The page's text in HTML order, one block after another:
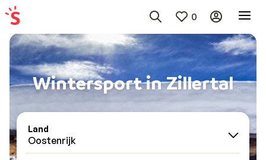
0
Wintersport in Zillertal
Land
Oostenrijk